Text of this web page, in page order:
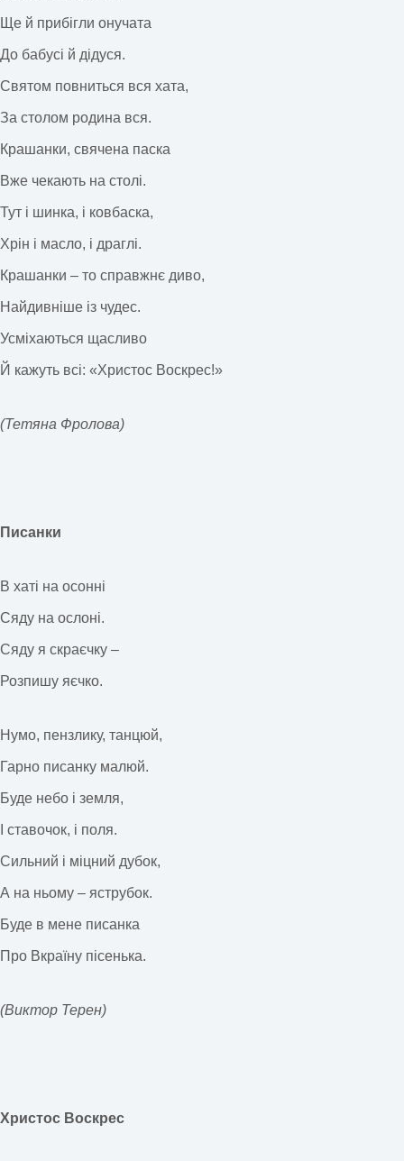
Ще й прибігли онучата
До бабусі й дідуся.
Святом повниться вся хата,
За столом родина вся.
Крашанки, свячена паска
Вже чекають на столі.
Тут і шинка, і ковбаска,
Хрін і масло, і драглі.
Крашанки – то справжнє диво,
Найдивніше із чудес.
Усміхаються щасливо
Й кажуть всі: «Христос Воскрес!»
(Тетяна Фролова)
Писанки
В хаті на осонні
Сяду на ослоні.
Сяду я скраєчку –
Розпишу яєчко.
Нумо, пензлику, танцюй,
Гарно писанку малюй.
Буде небо і земля,
І ставочок, і поля.
Сильний і міцний дубок,
А на ньому – яструбок.
Буде в мене писанка
Про Вкраїну пісенька.
(Виктор Терен)
Христос Воскрес